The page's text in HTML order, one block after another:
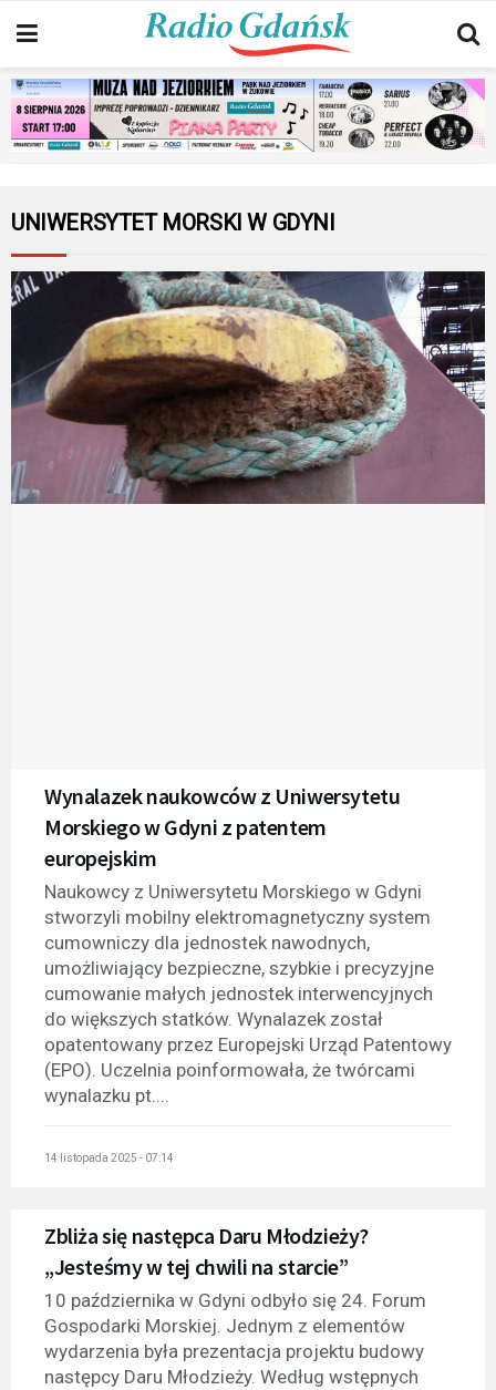
UNIWERSYTET MORSKI W GDYNI
Wynalazek naukowców z Uniwersytetu
Morskiego w Gdyni z patentem
europejskim
Naukowcy z Uniwersytetu Morskiego w Gdyni
stworzyli mobilny elektromagnetyczny system
cumowniczy dla jednostek nawodnych,
umożliwiający bezpieczne, szybkie i precyzyjne
cumowanie małych jednostek interwencyjnych
do większych statków. Wynalazek został
opatentowany przez Europejski Urząd Patentowy
(EPO). Uczelnia poinformowała, że twórcami
wynalazku pt....
14 listopada 2025 - 07:14
Zbliża się następca Daru Młodzieży?
„Jesteśmy w tej chwili na starcie”
10 października w Gdyni odbyło się 24. Forum
Gospodarki Morskiej. Jednym z elementów
wydarzenia była prezentacja projektu budowy
następcy Daru Młodzieży. Według wstępnych